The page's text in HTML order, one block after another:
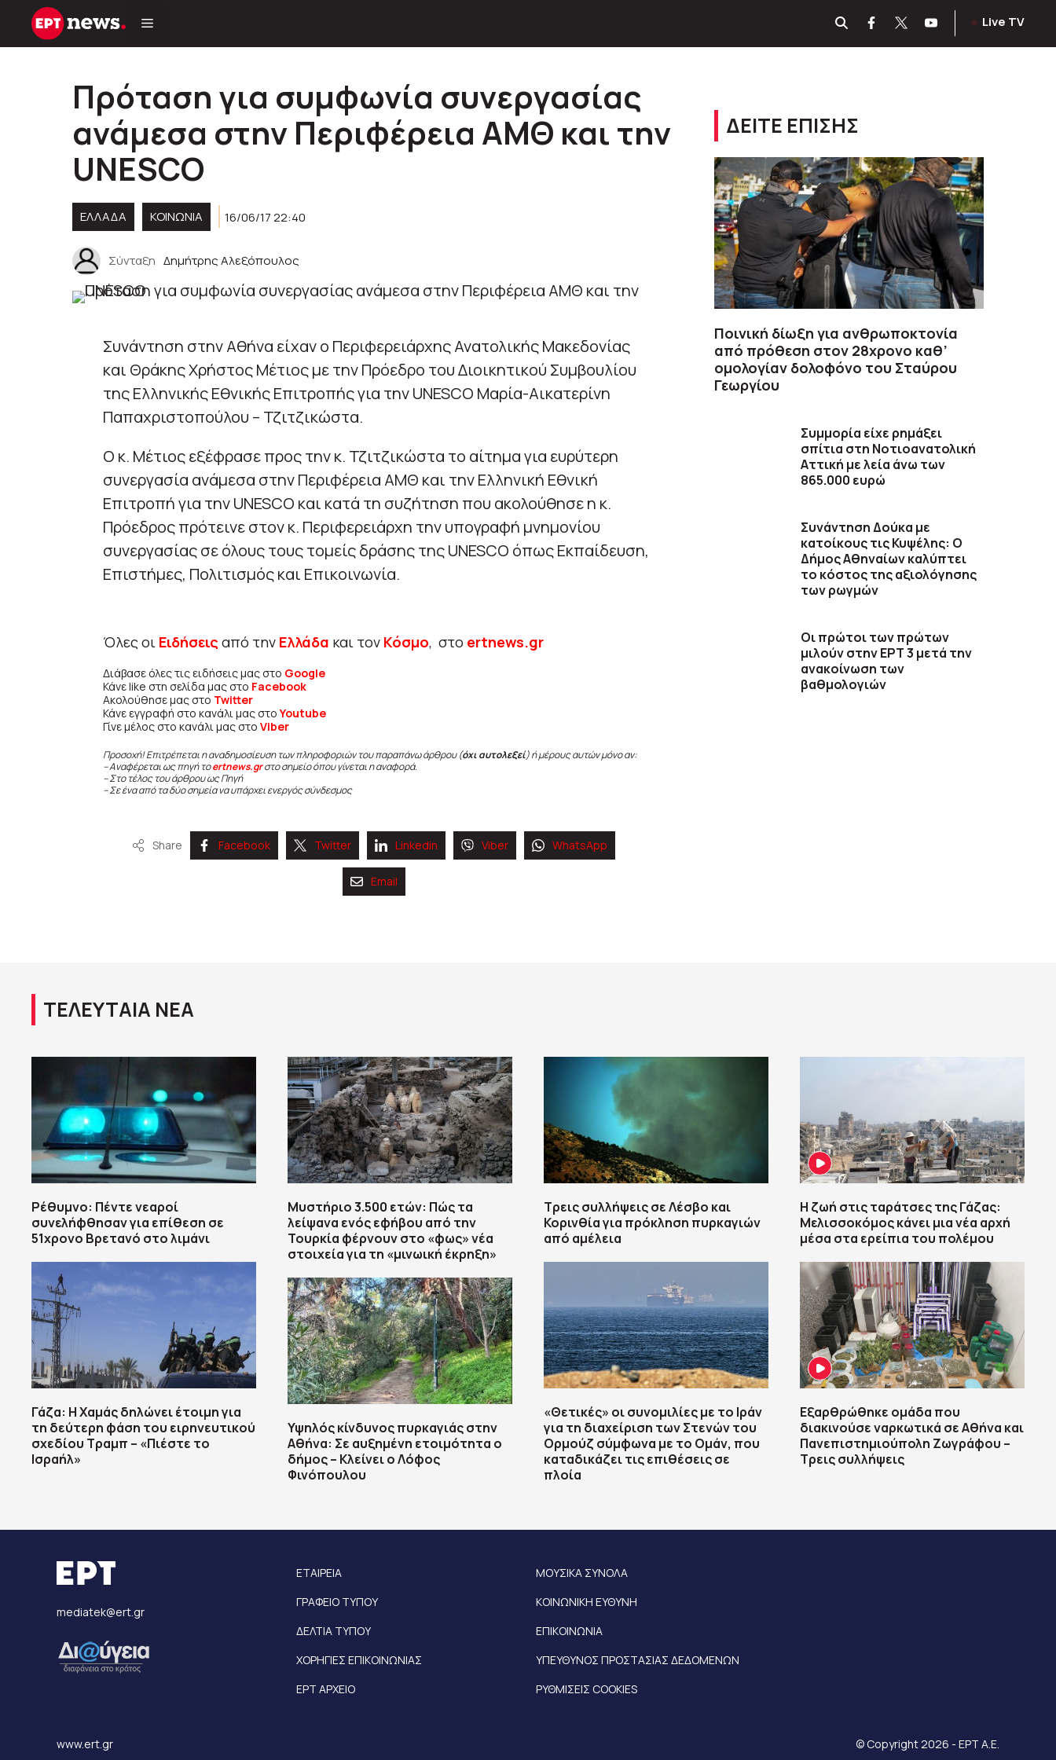
Μετάβαση
Live TV
Πρόταση για συμφωνία συνεργασίας
ανάμεσα στην Περιφέρεια ΑΜΘ και την
UNESCO
ΕΛΛΑΔΑ ΚΟΙΝΩΝΊΑ 16/06/17 22:40
Σύνταξη Δημήτρης Αλεξόπουλος
Συνάντηση στην Αθήνα είχαν ο Περιφερειάρχης Ανατολικής Μακεδονίας
και Θράκης Χρήστος Μέτιος με την Πρόεδρο του Διοικητικού Συμβουλίου
της Ελληνικής Εθνικής Επιτροπής για την UNESCO Μαρία-Αικατερίνη
Παπαχριστοπούλου – Τζιτζικώστα.
Ο κ. Μέτιος εξέφρασε προς την κ. Τζιτζικώστα το αίτημα για ευρύτερη
συνεργασία ανάμεσα στην Περιφέρεια ΑΜΘ και την Ελληνική Εθνική
Επιτροπή για την UNESCO και κατά τη συζήτηση που ακολούθησε η κ.
Πρόεδρος πρότεινε στον κ. Περιφερειάρχη την υπογραφή μνημονίου
συνεργασίας σε όλους τους τομείς δράσης της UNESCO όπως Εκπαίδευση,
Επιστήμες, Πολιτισμός και Επικοινωνία.
Όλες οι Ειδήσεις από την Ελλάδα και τον Κόσμο, στο ertnews.gr
Διάβασε όλες τις ειδήσεις μας στο Google
Κάνε like στη σελίδα μας στο Facebook
Ακολούθησε μας στο Twitter
Κάνε εγγραφή στο κανάλι μας στοYoutube
Γίνε μέλος στο κανάλι μας στο Viber
Προσοχή! Επιτρέπεται η αναδημοσίευση των πληροφοριών του παραπάνω άρθρου (όχι αυτολεξεί) ή μέρους αυτών μόνο αν:
– Αναφέρεται ως πηγή τοertnews.gr στο σημείο όπου γίνεται η αναφορά.
– Στο τέλος του άρθρου ως Πηγή
– Σε ένα από τα δύο σημεία να υπάρχει ενεργός σύνδεσμος
Share Facebook Twitter Linkedin Viber WhatsApp
Email
ΔΕΙΤΕ ΕΠΙΣΗΣ
Ποινική δίωξη για ανθρωποκτονία
από πρόθεση στον 28χρονο καθ’
ομολογίαν δολοφόνο του Σταύρου
Γεωργίου
Συμμορία είχε ρημάξει
σπίτια στη Νοτιοανατολική
Αττική με λεία άνω των
865.000 ευρώ
Συνάντηση Δούκα με
κατοίκους τις Κυψέλης: Ο
Δήμος Αθηναίων καλύπτει
το κόστος της αξιολόγησης
των ρωγμών
Οι πρώτοι των πρώτων
μιλούν στην ΕΡΤ 3 μετά την
ανακοίνωση των
βαθμολογιών
ΤΕΛΕΥΤΑΙΑ ΝΕΑ
Ρέθυμνο: Πέντε νεαροί
συνελήφθησαν για επίθεση σε
51χρονο Βρετανό στο λιμάνι
Γάζα: Η Χαμάς δηλώνει έτοιμη για
τη δεύτερη φάση του ειρηνευτικού
σχεδίου Τραμπ – «Πιέστε το
Ισραήλ»
Μυστήριο 3.500 ετών: Πώς τα
λείψανα ενός εφήβου από την
Τουρκία φέρνουν στο «φως» νέα
στοιχεία για τη «μινωική έκρηξη»
Υψηλός κίνδυνος πυρκαγιάς στην
Αθήνα: Σε αυξημένη ετοιμότητα ο
δήμος – Κλείνει ο Λόφος
Φινόπουλου
Τρεις συλλήψεις σε Λέσβο και
Κορινθία για πρόκληση πυρκαγιών
από αμέλεια
«Θετικές» οι συνομιλίες με το Ιράν
για τη διαχείριση των Στενών του
Ορμούζ σύμφωνα με το Ομάν, που
καταδικάζει τις επιθέσεις σε
πλοία
Η ζωή στις ταράτσες της Γάζας:
Μελισσοκόμος κάνει μια νέα αρχή
μέσα στα ερείπια του πολέμου
Εξαρθρώθηκε ομάδα που
διακινούσε ναρκωτικά σε Αθήνα και
Πανεπιστημιούπολη Ζωγράφου –
Τρεις συλλήψεις
mediatek@ert.gr
ΕΤΑΙΡΕΙΑ
ΓΡΑΦΕΙΟ ΤΥΠΟΥ
ΔΕΛΤΙΑ ΤΥΠΟΥ
ΧΟΡΗΓΙΕΣ ΕΠΙΚΟΙΝΩΝΙΑΣ
ΕΡΤ ΑΡΧΕΙΟ
ΜΟΥΣΙΚΑ ΣΥΝΟΛΑ
ΚΟΙΝΩΝΙΚΗ ΕΥΘΥΝΗ
ΕΠΙΚΟΙΝΩΝΙΑ
ΥΠΕΥΘΥΝΟΣ ΠΡΟΣΤΑΣΙΑΣ ΔΕΔΟΜΕΝΩΝ
ΡΥΘΜΙΣΕΙΣ COOKIES
www.ert.gr © Copyright 2026 - ΕΡΤ Α.Ε.